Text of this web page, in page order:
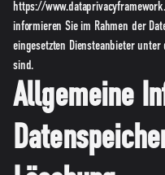
https://
informieren Sie im Rahmen der
eingesetzten Diensteanbieter
sind.
Allgemeine